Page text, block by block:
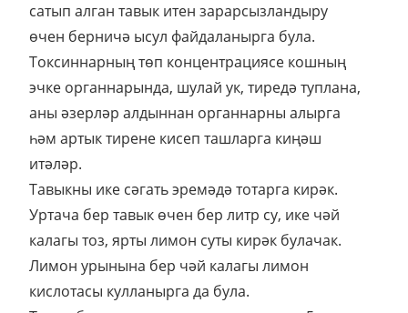
сатып алган тавык итен зарарсызландыру
өчен берничә ысул файдаланырга була.
Токсиннарның төп концентрациясе кошның
эчке органнарында, шулай ук, тиредә туплана,
аны әзерләр алдыннан органнарны алырга
һәм артык тирене кисеп ташларга киңәш
итәләр.
Тавыкны ике сәгать эремәдә тотарга кирәк.
Уртача бер тавык өчен бер литр су, ике чәй
калагы тоз, ярты лимон суты кирәк булачак.
Лимон урынына бер чәй калагы лимон
кислотасы кулланырга да була.